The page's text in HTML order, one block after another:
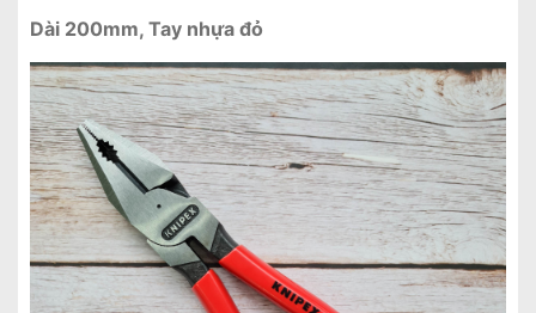
Dài 200mm, Tay nhựa đỏ